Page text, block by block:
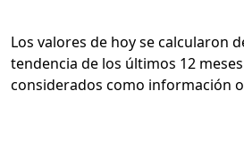
Los valores de hoy se calcularon
tendencia de los últimos 12
considerados como información